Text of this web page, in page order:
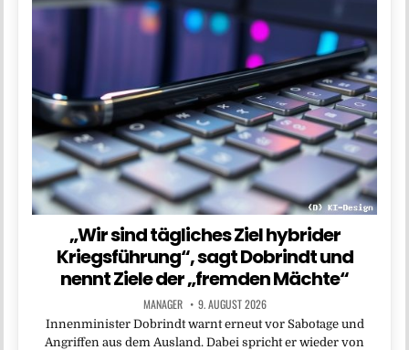
„Wir sind tägliches Ziel hybrider
Kriegsführung“, sagt Dobrindt und
nennt Ziele der „fremden Mächte“
MANAGER 9. AUGUST 2026
Innenminister Dobrindt warnt erneut vor Sabotage und
Angriffen aus dem Ausland. Dabei spricht er wieder von